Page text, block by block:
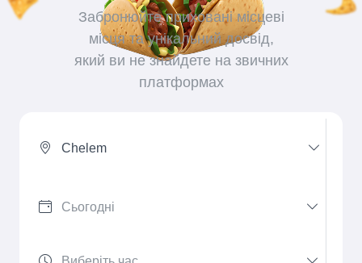
Забронюйте приховані місцеві
місця та унікальний досвід,
який ви не знайдете на звичних
платформах
Chelem